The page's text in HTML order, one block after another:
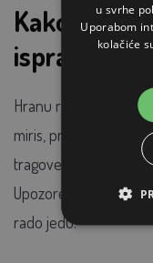
Kako
ispravna?
Hranu radije nemojte
miris, promijenjenu
tragove, ličinke, izmet
Upozorenje može biti
rado jedu.
u svrhe
Uporabom
kolačiće